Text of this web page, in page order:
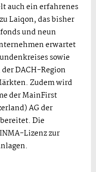
auch ein erfahrenes
Laiqon, das bisher
und neun
erwartet
sowie
DACH-Region
Zudem wird
der MainFirst
AG der
Die
Lizenz zur